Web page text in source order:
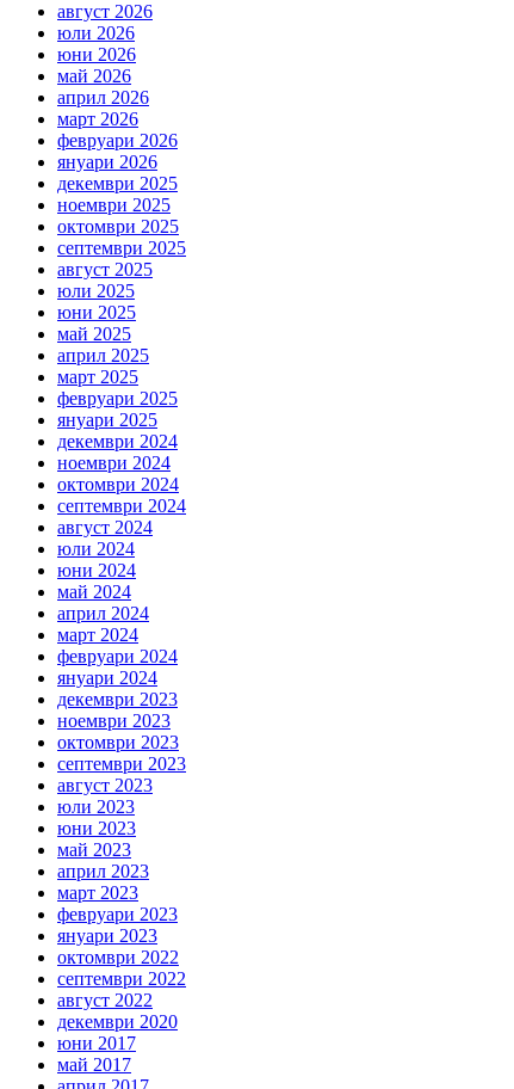
август 2026
юли 2026
юни 2026
май 2026
април 2026
март 2026
февруари 2026
януари 2026
декември 2025
ноември 2025
октомври 2025
септември 2025
август 2025
юли 2025
юни 2025
май 2025
април 2025
март 2025
февруари 2025
януари 2025
декември 2024
ноември 2024
октомври 2024
септември 2024
август 2024
юли 2024
юни 2024
май 2024
април 2024
март 2024
февруари 2024
януари 2024
декември 2023
ноември 2023
октомври 2023
септември 2023
август 2023
юли 2023
юни 2023
май 2023
април 2023
март 2023
февруари 2023
януари 2023
октомври 2022
септември 2022
август 2022
декември 2020
юни 2017
май 2017